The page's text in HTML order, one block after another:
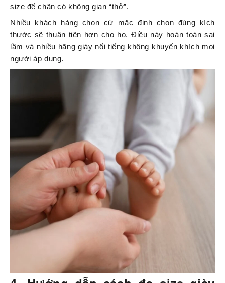
size để chân có không gian “thở”.
Nhiều khách hàng chọn cứ mặc định chọn đúng kích
thước sẽ thuận tiện hơn cho họ. Điều này hoàn toàn sai
lầm và nhiều hãng giày nổi tiếng không khuyến khích mọi
người áp dụng.